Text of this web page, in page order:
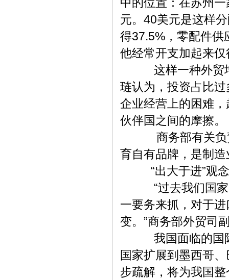
元。40美元是这样
得37.5%，零配件供
他经常开支加起来
这样一种外贸增
琏认为，投资占比
企业经营上的困难
伙伴国之间的摩擦。
商务部有关负责
育自有品牌，是制
“出大于进”观念
“过去我们国家的
一要务来抓，对于进
变。”商务部外贸司
我国面临的国际
国家扩展到墨西哥
步疏解，将为我国